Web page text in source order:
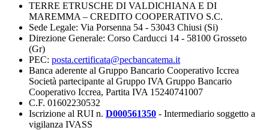
TERRE ETRUSCHE DI VALDICHIANA E DI
MAREMMA – CREDITO COOPERATIVO S.C.
Sede Legale: Via Porsenna 54 - 53043 Chiusi (Si)
Direzione Generale: Corso Carducci 14 - 58100 Grosseto
(Gr)
PEC: posta.certificata@pecbancatema.it
Banca aderente al Gruppo Bancario Cooperativo Iccrea
Società partecipante al Gruppo IVA Gruppo Bancario
Cooperativo Iccrea, Partita IVA 15240741007
C.F. 01602230532
Iscrizione al RUI n. D000561350 - Intermediario soggetto a
vigilanza IVASS